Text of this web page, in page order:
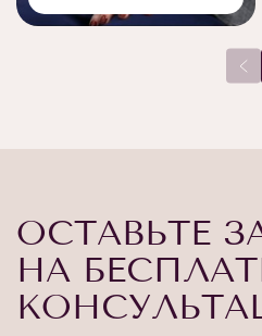
ОСТАВЬТЕ
НА